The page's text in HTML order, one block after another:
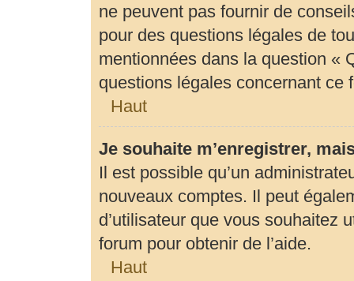
ne peuvent pas fournir de
pour des questions légales de
mentionnées dans la question «
questions légales concernant ce
Haut
Je souhaite m’enregistrer,
Il est possible qu’un
nouveaux comptes. Il peut
d’utilisateur que vous souhaitez
forum pour obtenir de l’aide.
Haut